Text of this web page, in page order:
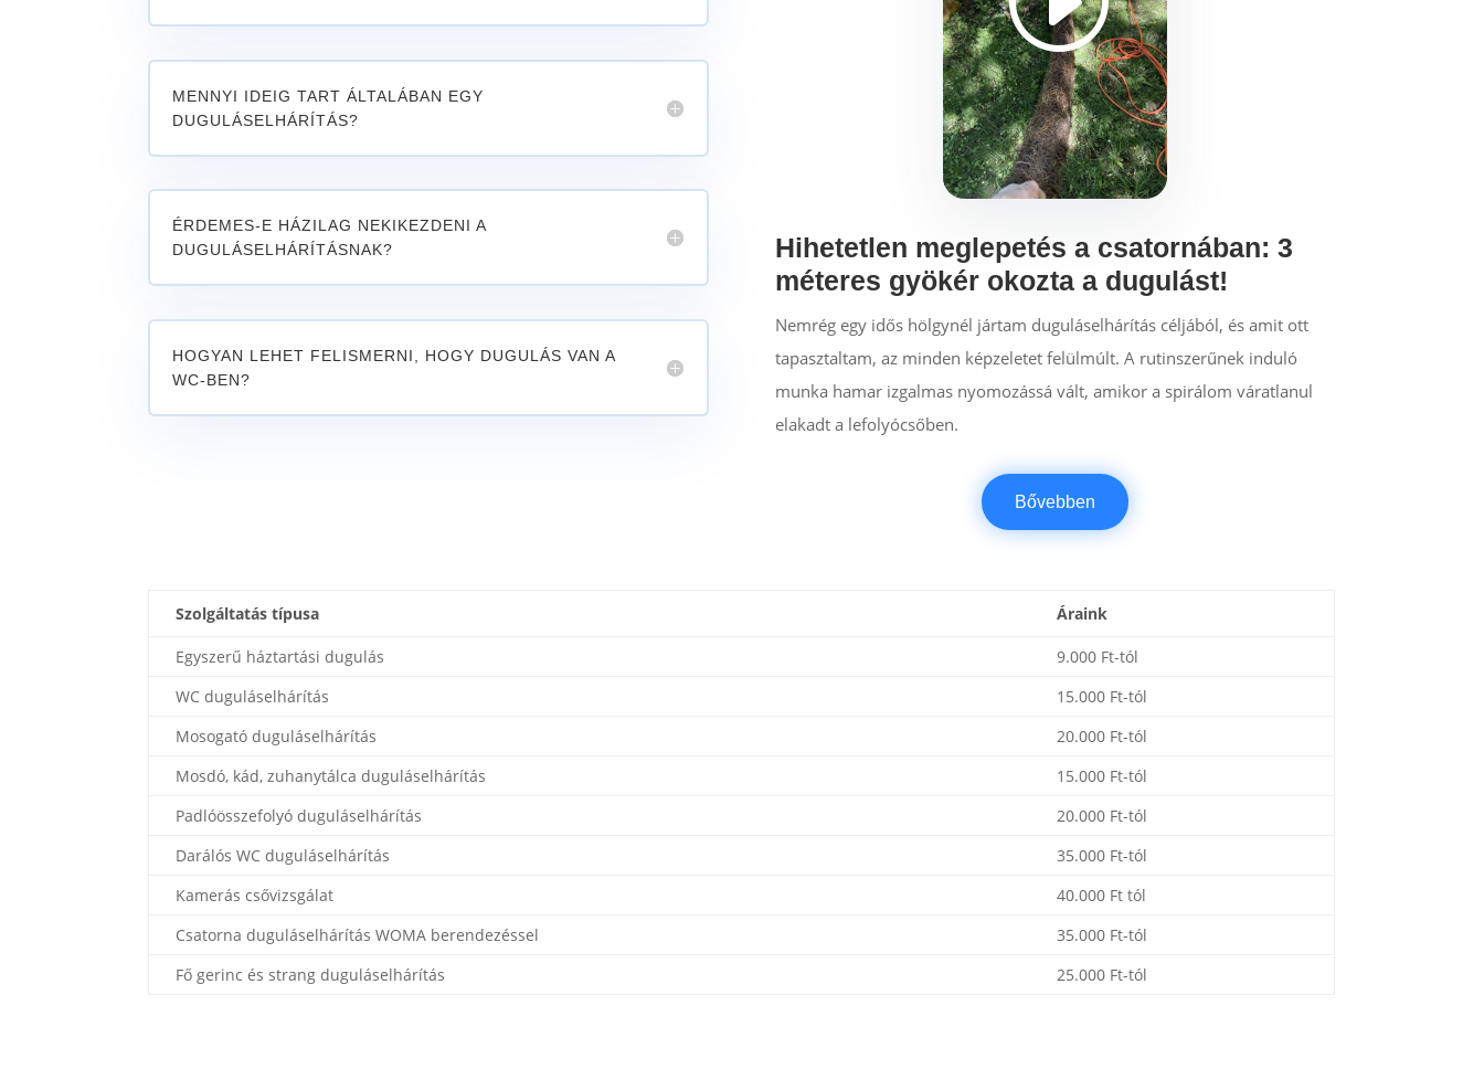
MENNYI IDEIG TART ÁLTALÁBAN EGY
DUGULÁSELHÁRÍTÁS?
ÉRDEMES-E HÁZILAG NEKIKEZDENI A
DUGULÁSELHÁRÍTÁSNAK?
HOGYAN LEHET FELISMERNI, HOGY DUGULÁS VAN A
WC-BEN?
Hihetetlen meglepetés a csatornában: 3
méteres gyökér okozta a dugulást!
Nemrég egy idős hölgynél jártam duguláselhárítás céljából, és amit ott
tapasztaltam, az minden képzeletet felülmúlt. A rutinszerűnek induló
munka hamar izgalmas nyomozássá vált, amikor a spirálom váratlanul
elakadt a lefolyócsőben.
Bővebben
Szolgáltatás típusa Áraink
Egyszerű háztartási dugulás
9.000 Ft-tól
WC duguláselhárítás
15.000 Ft-tól
Mosogató duguláselhárítás
20.000 Ft-tól
Mosdó, kád, zuhanytálca duguláselhárítás
15.000 Ft-tól
Padlóösszefolyó duguláselhárítás
20.000 Ft-tól
Darálós WC duguláselhárítás
35.000 Ft-tól
Kamerás csővizsgálat
40.000 Ft tól
Csatorna duguláselhárítás WOMA berendezéssel
35.000 Ft-tól
Fő gerinc és strang duguláselhárítás
25.000 Ft-tól